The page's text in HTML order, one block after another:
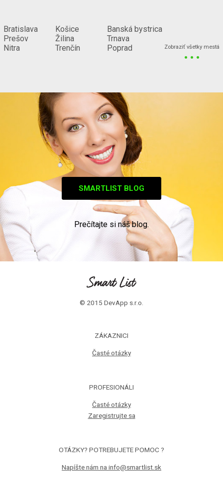
Bratislava
Prešov
Nitra
Košice
Žilina
Trenčín
Banská bystrica
Trnava
Poprad
Zobraziť všetky mestá
...
SMARTLIST BLOG
Prečítajte si náš blog.
© 2015 DevApp s.r.o.
ZÁKAZNICI
Časté otázky
PROFESIONÁLI
Časté otázky
Zaregistrujte sa
OTÁZKY? POTREBUJETE POMOC ?
Napíšte nám na info@smartlist.sk